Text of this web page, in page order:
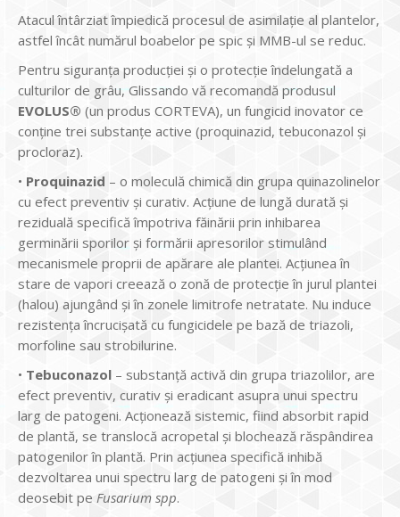
Atacul întârziat împiedică procesul de asimilație al plantelor,
astfel încât numărul boabelor pe spic și MMB-ul se reduc.
Pentru siguranţa producţiei şi o protecţie îndelungată a
culturilor de grâu, Glissando vă recomandă produsul
EVOLUS® (un produs CORTEVA), un fungicid inovator ce
conţine trei substanţe active (proquinazid, tebuconazol și
procloraz).
• Proquinazid – o moleculă chimică din grupa quinazolinelor
cu efect preventiv și curativ. Acţiune de lungă durată și
reziduală specifică împotriva făinării prin inhibarea
germinării sporilor și formării apresorilor stimulând
mecanismele proprii de apărare ale plantei. Acţiunea în
stare de vapori creează o zonă de protecţie în jurul plantei
(halou) ajungând și în zonele limitrofe netratate. Nu induce
rezistența încrucișată cu fungicidele pe bază de triazoli,
morfoline sau strobilurine.
• Tebuconazol – substanţă activă din grupa triazolilor, are
efect preventiv, curativ și eradicant asupra unui spectru
larg de patogeni. Acţionează sistemic, fiind absorbit rapid
de plantă, se translocă acropetal și blochează răspândirea
patogenilor în plantă. Prin acțiunea specifică inhibă
dezvoltarea unui spectru larg de patogeni și în mod
deosebit pe Fusarium spp.